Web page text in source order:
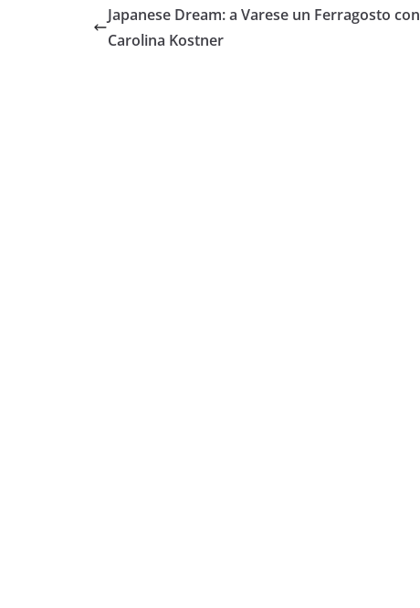
Japanese Dream: a Varese un Ferragosto con
Carolina Kostner